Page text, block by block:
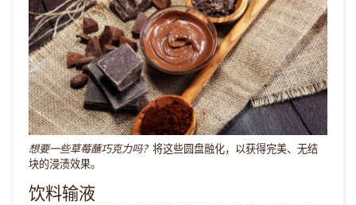
想要一些草莓蘸巧克力吗？ 将这些圆盘融化，以获得完美、无结
块的浸渍效果。
饮料输液